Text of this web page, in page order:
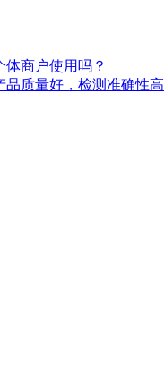
商户使用吗？
品质量好，检测准确性高